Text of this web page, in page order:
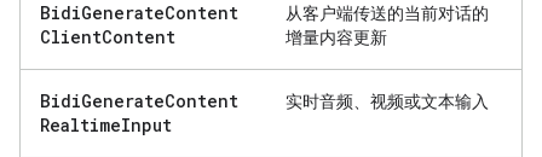
BidiGenerateContent
ClientContent
从客户端传送的当前对话的
增量内容更新
BidiGenerateContent
RealtimeInput
实时音频、视频或文本输入